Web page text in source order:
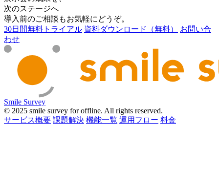
次のステージへ
導入前のご相談もお気軽にどうぞ。
30日間無料トライアル 資料ダウンロード（無料）
お問い合
わせ
Smile Survey
© 2025 smile survey for offline. All rights reserved.
サービス概要 課題解決 機能一覧 運用フロー 料金